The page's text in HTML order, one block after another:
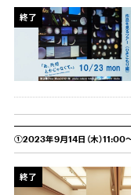
終了
①2023年9月14日（木）11:00
終了